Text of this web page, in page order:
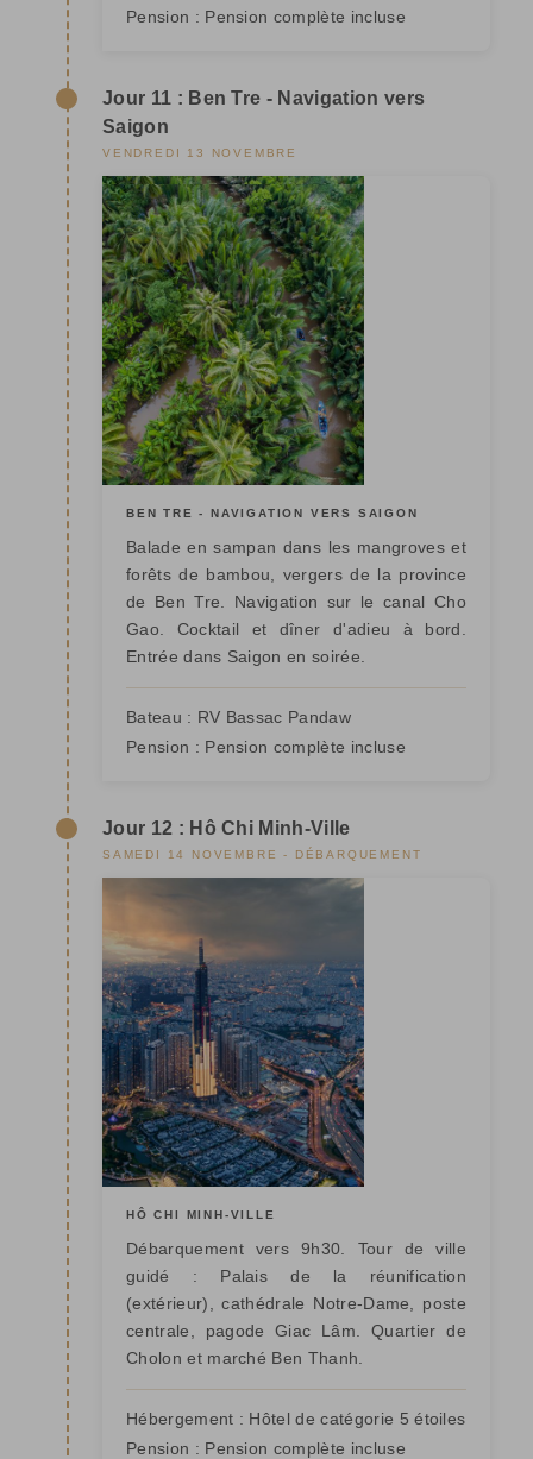
Pension : Pension complète incluse
Jour 11 : Ben Tre - Navigation vers
Saigon
VENDREDI 13 NOVEMBRE
BEN TRE - NAVIGATION VERS SAIGON
Balade en sampan dans les mangroves et
forêts de bambou, vergers de la province
de Ben Tre. Navigation sur le canal Cho
Gao. Cocktail et dîner d'adieu à bord.
Entrée dans Saigon en soirée.
Bateau : RV Bassac Pandaw
Pension : Pension complète incluse
Jour 12 : Hô Chi Minh-Ville
SAMEDI 14 NOVEMBRE - DÉBARQUEMENT
HÔ CHI MINH-VILLE
Débarquement vers 9h30. Tour de ville
guidé : Palais de la réunification
(extérieur), cathédrale Notre-Dame, poste
centrale, pagode Giac Lâm. Quartier de
Cholon et marché Ben Thanh.
Hébergement : Hôtel de catégorie 5 étoiles
Pension : Pension complète incluse